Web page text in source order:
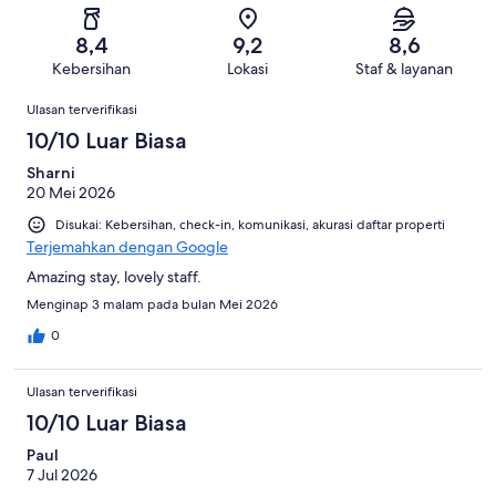
dari
ulasan
8,4
Kebersihan
9,2
Lokasi
8,6
Staf & layanan
Ulasan
Ulasan terverifikasi
10/10 Luar Biasa
Sharni
20 Mei 2026
Disukai: Kebersihan, check-in, komunikasi, akurasi daftar properti
Terjemahkan dengan Google
Amazing stay, lovely staff.
Menginap 3 malam pada bulan Mei 2026
0
Ulasan terverifikasi
10/10 Luar Biasa
Paul
7 Jul 2026